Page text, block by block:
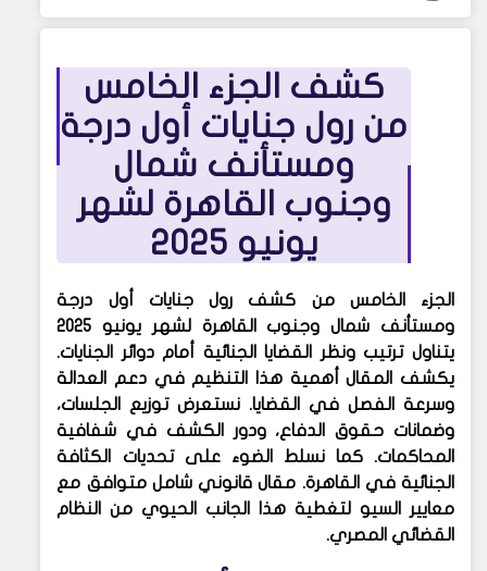
كشف الجزء الخامس
من رول جنايات أول درجة
ومستأنف شمال
وجنوب القاهرة لشهر
يونيو 2025
الجزء الخامس من كشف رول جنايات أول درجة
ومستأنف شمال وجنوب القاهرة لشهر يونيو 2025
يتناول ترتيب ونظر القضايا الجنائية أمام دوائر الجنايات.
يكشف المقال أهمية هذا التنظيم في دعم العدالة
وسرعة الفصل في القضايا. نستعرض توزيع الجلسات،
وضمانات حقوق الدفاع، ودور الكشف في شفافية
المحاكمات. كما نسلط الضوء على تحديات الكثافة
الجنائية في القاهرة. مقال قانوني شامل متوافق مع
معايير السيو لتغطية هذا الجانب الحيوي من النظام
القضائي المصري.